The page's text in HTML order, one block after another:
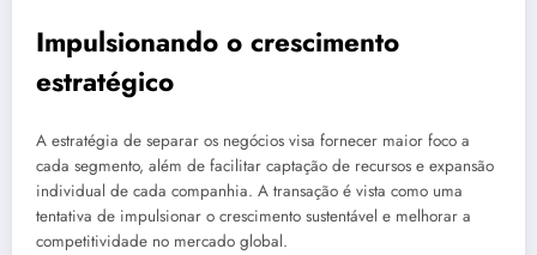
Impulsionando o crescimento
estratégico
A estratégia de separar os negócios visa fornecer maior foco a
cada segmento, além de facilitar captação de recursos e expansão
individual de cada companhia. A transação é vista como uma
tentativa de impulsionar o crescimento sustentável e melhorar a
competitividade no mercado global.